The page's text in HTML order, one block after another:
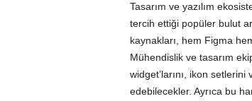
Tasarım ve yazılım
tercih ettiği popüler bulut
kaynakları, hem Figma
Mühendislik ve tasarım
widget’larını, ikon
edebilecekler. Ayrıca bu